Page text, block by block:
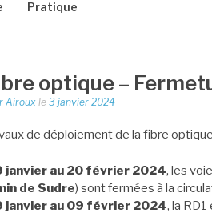
Pratique
optique –
Airoux le3 janvier 2024
de déploiement de la fibre
janvier au 20 février 2024, les
de Sudre) sont fermées à la
janvier au 09 février 2024, la